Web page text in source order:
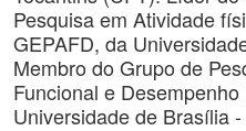
Pesquisa em Atividade
GEPAFD, da
Membro do Grupo de
Funcional e
Universidade de Brasília